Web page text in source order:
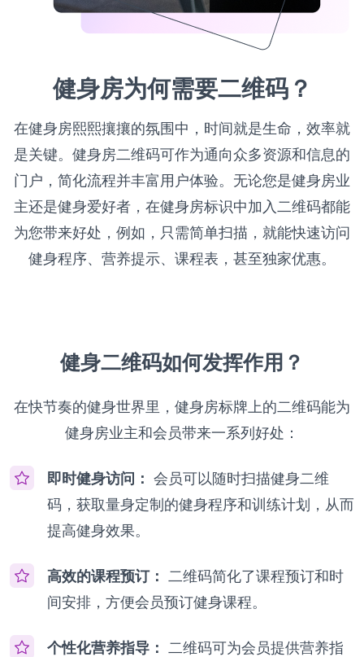
健身房为何需要二维码？
在健身房熙熙攘攘的氛围中，时间就是生命，效率就
是关键。健身房二维码可作为通向众多资源和信息的
门户，简化流程并丰富用户体验。无论您是健身房业
主还是健身爱好者，在健身房标识中加入二维码都能
为您带来好处，例如，只需简单扫描，就能快速访问
健身程序、营养提示、课程表，甚至独家优惠。
健身二维码如何发挥作用？
在快节奏的健身世界里，健身房标牌上的二维码能为
健身房业主和会员带来一系列好处：
即时健身访问： 会员可以随时扫描健身二维
码，获取量身定制的健身程序和训练计划，从而
提高健身效果。
高效的课程预订： 二维码简化了课程预订和时
间安排，方便会员预订健身课程。
个性化营养指导： 二维码可为会员提供营养指